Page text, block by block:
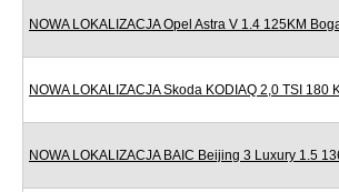
NOWA LOKALIZACJA Opel Astra V 1.4 125KM
NOWA LOKALIZACJA Skoda KODIAQ 2,0 TSI 180
NOWA LOKALIZACJA BAIC Beijing 3 Luxury 1.5